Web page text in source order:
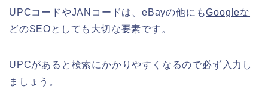
UPCコードやJANコードは、eBayの他にもGoogleな
どのSEOとしても大切な要素です。
UPCがあると検索にかかりやすくなるので必ず入力し
ましょう。